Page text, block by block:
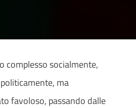
complesso socialmente,
ma
favoloso, passando dalle